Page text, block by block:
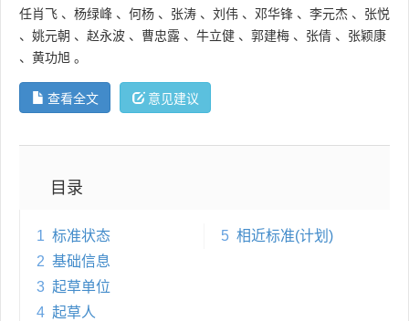
任肖飞 、 杨绿峰 、 何杨 、 张涛 、 刘伟 、 邓华锋 、 李元杰 、 张悦
、 姚元朝 、 赵永波 、 曹忠露 、 牛立健 、 郭建梅 、 张倩 、 张颖康
、 黄功旭 。
查看全文 意见建议
目录
1 标准状态
2 基础信息
3 起草单位
4 起草人
5 相近标准(计划)